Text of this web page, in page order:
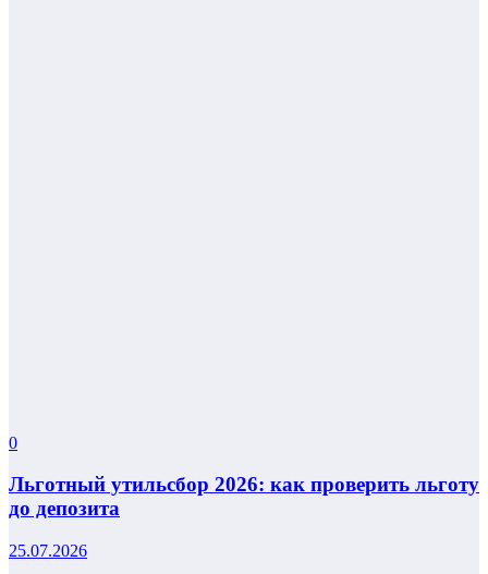
0
Льготный утильсбор 2026: как проверить льготу
до депозита
25.07.2026